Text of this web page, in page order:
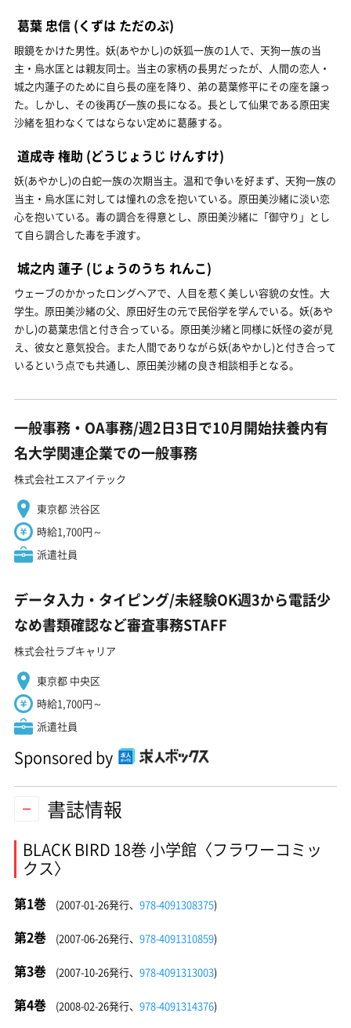
葛葉 忠信 (くずは ただのぶ)
眼鏡をかけた男性。妖(あやかし)の妖狐一族の1人で、天狗一族の当
主・烏水匡とは親友同士。当主の家柄の長男だったが、人間の恋人・
城之内蓮子のために自ら長の座を降り、弟の葛葉修平にその座を譲っ
た。しかし、その後再び一族の長になる。長として仙果である原田実
沙緒を狙わなくてはならない定めに葛藤する。
道成寺 権助 (どうじょうじ けんすけ)
妖(あやかし)の白蛇一族の次期当主。温和で争いを好まず、天狗一族の
当主・烏水匡に対しては憧れの念を抱いている。原田美沙緒に淡い恋
心を抱いている。毒の調合を得意とし、原田美沙緒に「御守り」とし
て自ら調合した毒を手渡す。
城之内 蓮子 (じょうのうち れんこ)
ウェーブのかかったロングヘアで、人目を惹く美しい容貌の女性。大
学生。原田美沙緒の父、原田好生の元で民俗学を学んでいる。妖(あや
かし)の葛葉忠信と付き合っている。原田美沙緒と同様に妖怪の姿が見
え、彼女と意気投合。また人間でありながら妖(あやかし)と付き合って
いるという点でも共通し、原田美沙緒の良き相談相手となる。
一般事務・OA事務/週2日3日で10月開始扶養内有
名大学関連企業での一般事務
株式会社エスアイテック
東京都 渋谷区
時給1,700円～
派遣社員
データ入力・タイピング/未経験OK週3から電話少
なめ書類確認など審査事務STAFF
株式会社ラブキャリア
東京都 中央区
時給1,700円～
派遣社員
Sponsored by
書誌情報
BLACK BIRD 18巻 小学館〈フラワーコミッ
クス〉
第1巻 (2007-01-26発行、 978-4091308375)
第2巻 (2007-06-26発行、 978-4091310859)
第3巻 (2007-10-26発行、 978-4091313003)
第4巻 (2008-02-26発行、 978-4091314376)